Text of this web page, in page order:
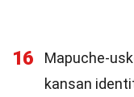
16
Mapuche-
kansan